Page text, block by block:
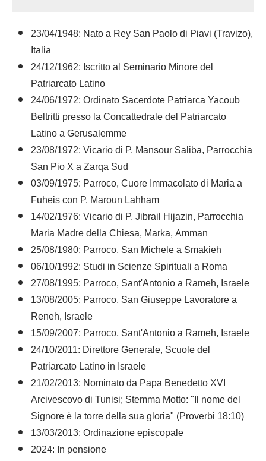
23/04/1948: Nato a Rey San Paolo di Piavi (Travizo),
Italia
24/12/1962: Iscritto al Seminario Minore del
Patriarcato Latino
24/06/1972: Ordinato Sacerdote Patriarca Yacoub
Beltritti presso la Concattedrale del Patriarcato
Latino a Gerusalemme
23/08/1972: Vicario di P. Mansour Saliba, Parrocchia
San Pio X a Zarqa Sud
03/09/1975: Parroco, Cuore Immacolato di Maria a
Fuheis con P. Maroun Lahham
14/02/1976: Vicario di P. Jibrail Hijazin, Parrocchia
Maria Madre della Chiesa, Marka, Amman
25/08/1980: Parroco, San Michele a Smakieh
06/10/1992: Studi in Scienze Spirituali a Roma
27/08/1995: Parroco, Sant'Antonio a Rameh, Israele
13/08/2005: Parroco, San Giuseppe Lavoratore a
Reneh, Israele
15/09/2007: Parroco, Sant'Antonio a Rameh, Israele
24/10/2011: Direttore Generale, Scuole del
Patriarcato Latino in Israele
21/02/2013: Nominato da Papa Benedetto XVI
Arcivescovo di Tunisi; Stemma Motto: "Il nome del
Signore è la torre della sua gloria" (Proverbi 18:10)
13/03/2013: Ordinazione episcopale
2024: In pensione